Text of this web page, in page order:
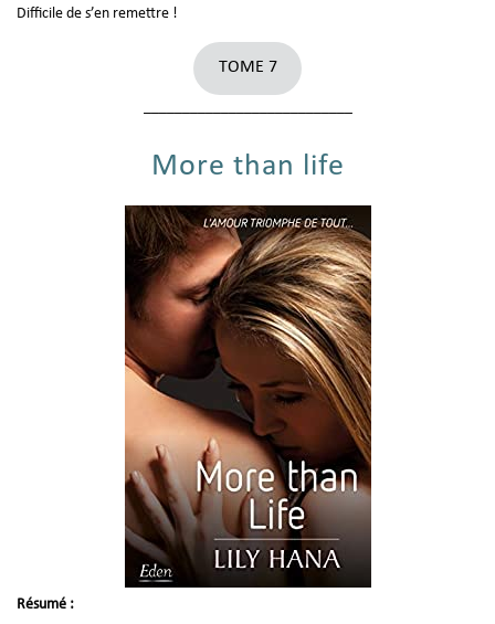
Difficile de s’en remettre !
TOME 7
More than life
Résumé :